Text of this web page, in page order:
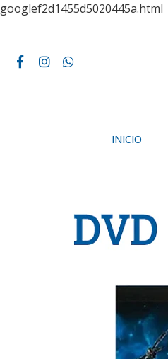
googlef2d1455d5020445a.html
INICIO